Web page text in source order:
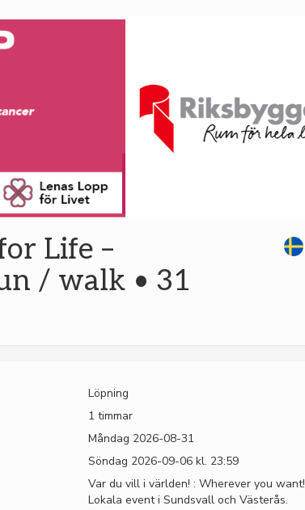
Life –
/ walk • 31
Löpning
1 timmar
Måndag 2026-08-31
Söndag 2026-09-06 kl. 23:59
Var du vill i världen! : Wherever you want!
Lokala event i Sundsvall och Västerås.